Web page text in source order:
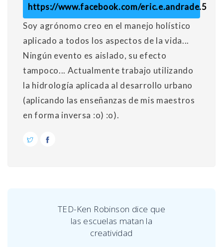
https://www.facebook.com/eric.e.andrade.5
Soy agrónomo creo en el manejo holístico
aplicado a todos los aspectos de la vida...
Ningún evento es aislado, su efecto
tampoco... Actualmente trabajo utilizando
la hidrología aplicada al desarrollo urbano
(aplicando las enseñanzas de mis maestros
en forma inversa :o) :o).
TED-Ken Robinson dice que
las escuelas matan la
creatividad